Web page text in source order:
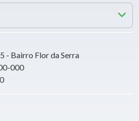
- Bairro Flor da Serra
000